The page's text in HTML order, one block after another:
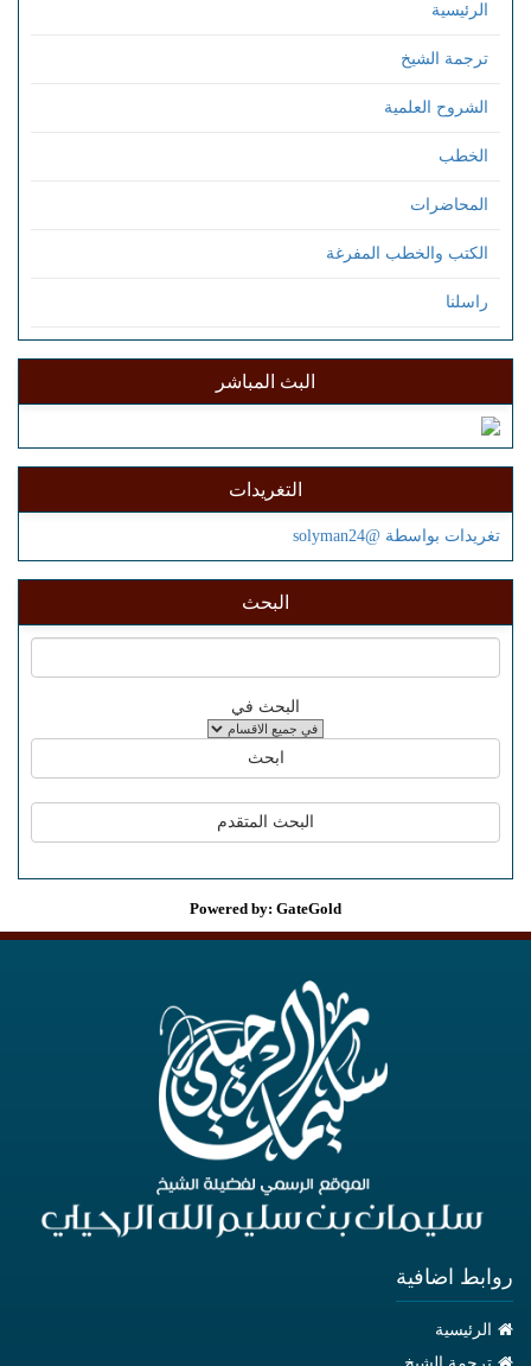
الرئيسية
ترجمة الشيخ
الشروح العلمية
الخطب
المحاضرات
الكتب والخطب المفرغة
راسلنا
البث المباشر
التغريدات
تغريدات بواسطة @solyman24
البحث
البحث في
Powered by: GateGold
روابط اضافية
الرئيسية